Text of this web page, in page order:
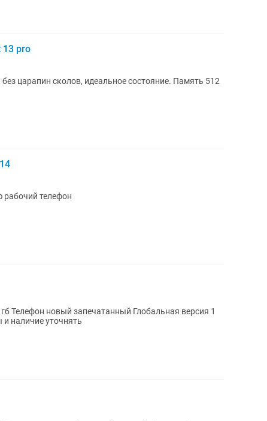
13 pro
царапин сколов, идеальное состояние. Память 512
Полностью рабочий телефон
запечатанный Глобальная версия 1
В наличии все цвета Цены и наличие уточнять